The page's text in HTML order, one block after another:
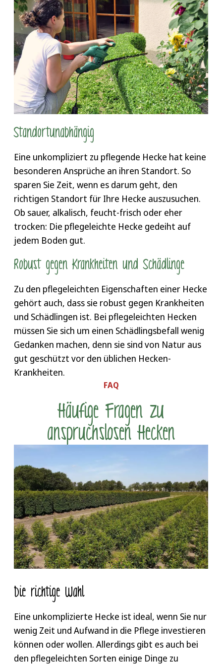
Standorte sehr gut. Auch bei Wind und Regen
werden Sie eine robuste Heckenpflanze haben,
die schön dicht wächst und nicht viel Arbeit
bereitet.
Standortunabhängig
Eine unkompliziert zu pflegende Hecke hat keine
besonderen Ansprüche an ihren Standort. So
sparen Sie Zeit, wenn es darum geht, den
richtigen Standort für Ihre Hecke auszusuchen.
Ob sauer, alkalisch, feucht-frisch oder eher
trocken: Die pflegeleichte Hecke gedeiht auf
jedem Boden gut.
Robust gegen Krankheiten und Schädlinge
Zu den pflegeleichten Eigenschaften einer Hecke
gehört auch, dass sie robust gegen Krankheiten
und Schädlingen ist. Bei pflegeleichten Hecken
müssen Sie sich um einen Schädlingsbefall wenig
Gedanken machen, denn sie sind von Natur aus
gut geschützt vor den üblichen Hecken-
Krankheiten.
FAQ
Häufige Fragen zu
anspruchslosen Hecken
Die richtige Wahl
Eine unkomplizierte Hecke ist ideal, wenn Sie nur
wenig Zeit und Aufwand in die Pflege investieren
können oder wollen. Allerdings gibt es auch bei
den pflegeleichten Sorten einige Dinge zu